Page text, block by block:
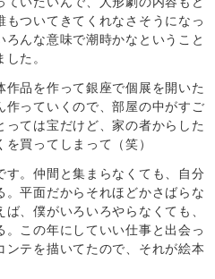
ついてきてくれなさそうになっ
んな意味で潮時かなということ
た。
品を作って銀座で個展を開いた
作っていくので、部屋の中がすご
ては宝だけど、家の者からした
買ってしまって（笑）
す。仲間と集まらなくても、自分
平面だからそれほどかさばらな
、僕がいろいろやらなくても、
この年にしていい仕事と出会っ
ンテを描いてたので、それが絵本